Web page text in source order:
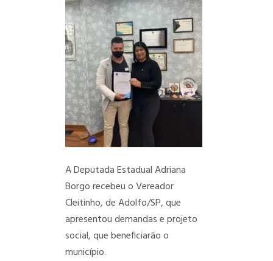
A Deputada Estadual Adriana
Borgo recebeu o Vereador
Cleitinho, de Adolfo/SP, que
apresentou demandas e projeto
social, que beneficiarão o
município.